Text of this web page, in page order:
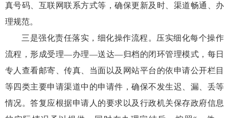
真号码、互联网联系方式等，确保更新及时、渠道畅通、办
理规范。
三是强化责任落实，细化操作流程。压实细化每个操作
流程，形成受理—办理—送达—归档的闭环管理模式，每日
专人查看邮寄、传真、当面以及网站平台的依申请公开栏目
等四类主要申请渠道中的申请件，确保不发生迟、漏、丢等
情况。答复应根据申请人的要求以及行政机关保存政府信息